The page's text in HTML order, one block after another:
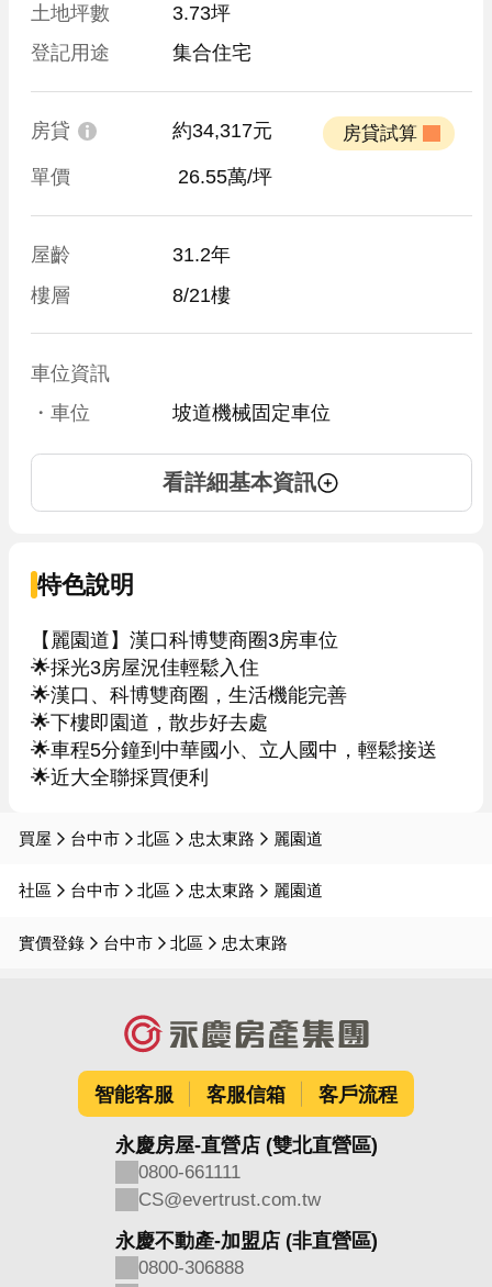
土地坪數
3.73坪
登記用途
集合住宅
房貸 約34,317元
單價 26.55萬/坪
屋齡
31.2年
樓層
8/21樓
車位資訊
・車位
坡道機械固定車位
看詳細基本資訊
特色說明
【麗園道】漢口科博雙商圈3房車位
🌟採光3房屋況佳輕鬆入住
🌟漢口、科博雙商圈，生活機能完善
🌟下樓即園道，散步好去處
🌟車程5分鐘到中華國小、立人國中，輕鬆接送
🌟近大全聯採買便利
買屋 台中市 北區 忠太東路 麗園道
社區 台中市 北區 忠太東路 麗園道
實價登錄 台中市 北區 忠太東路
智能客服 客服信箱 客戶流程
永慶房屋-直營店 (雙北直營區)
0800-661111
CS@evertrust.com.tw
永慶不動產-加盟店 (非直營區)
0800-306888